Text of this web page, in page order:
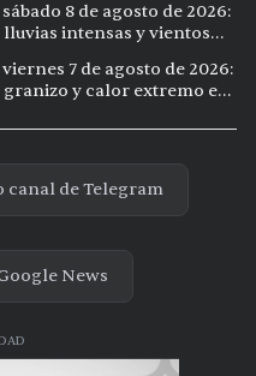
8 de agosto de 2026:
intensas y vientos
7 de agosto de 2026:
y calor extremo en
canal de Telegram
News